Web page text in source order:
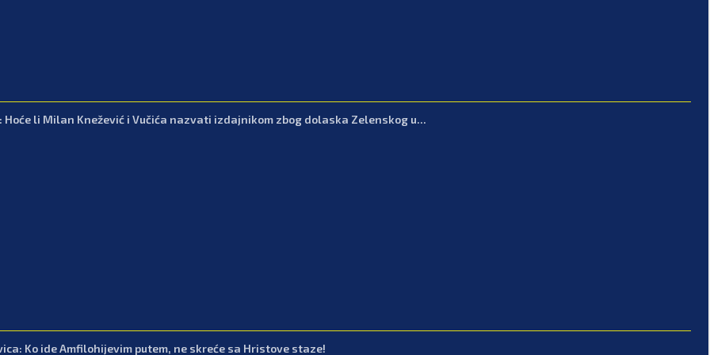
Hoće li Milan Knežević i Vučića nazvati izdajnikom zbog dolaska Zelenskog u...
Ko ide Amfilohijevim putem, ne skreće sa Hristove staze!